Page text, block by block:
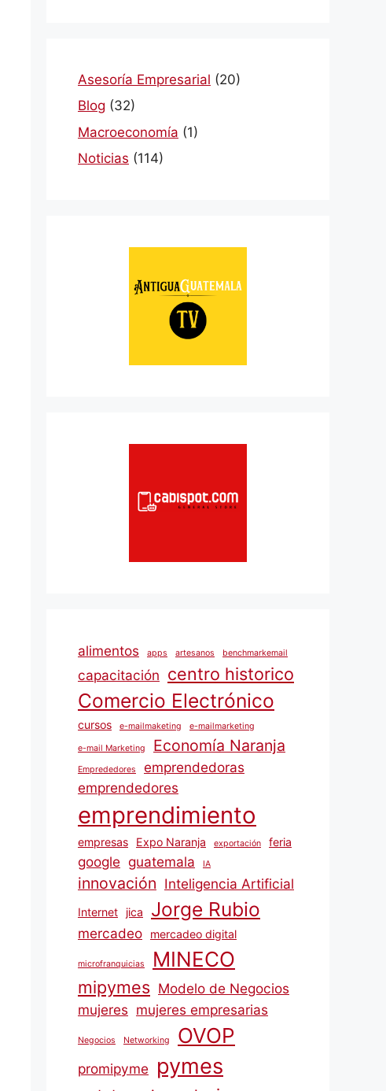
Asesoría Empresarial (20)
Blog (32)
Macroeconomía (1)
Noticias (114)
alimentos apps artesanos benchmarkemail
capacitación centro historico
Comercio Electrónico
cursos e-mailmaketing e-mailmarketing
e-mail Marketing Economía Naranja
Emprededores
emprendedoras
emprendedores
emprendimiento
empresas Expo Naranja exportación feria
google guatemala IA
innovación Inteligencia Artificial
Internet jica Jorge Rubio
mercadeo mercadeo digital
microfranquicias MINECO
mipymes Modelo de Negocios
mujeres mujeres empresarias
Negocios Networking OVOP
promipyme pymes